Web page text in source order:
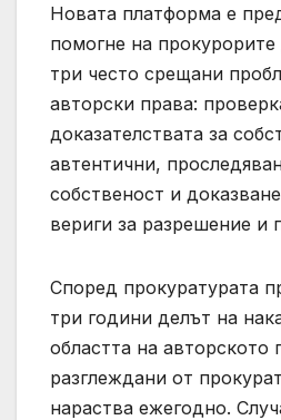
Новата платформа е
помогне на прокурорите
три често срещани
авторски права:
доказателствата за
автентични,
собственост и
вериги за разрешение и
Според прокуратурата
три години делът на
областта на авторското
разглеждани от
нараства ежегодно.